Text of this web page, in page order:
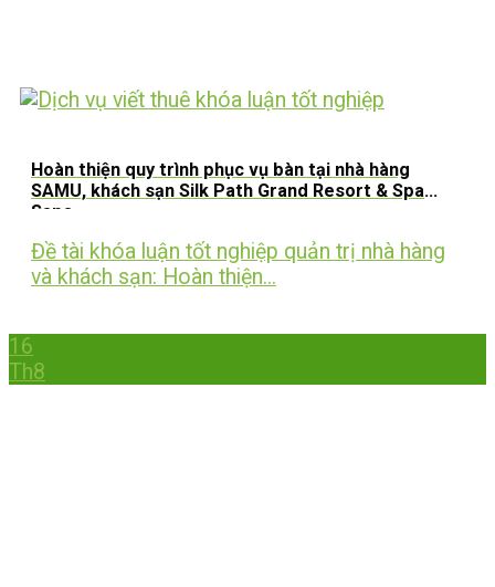
Hoàn thiện quy trình phục vụ bàn tại nhà hàng
SAMU, khách sạn Silk Path Grand Resort & Spa
Sapa
Đề tài khóa luận tốt nghiệp quản trị nhà hàng
và khách sạn: Hoàn thiện...
16
Th8